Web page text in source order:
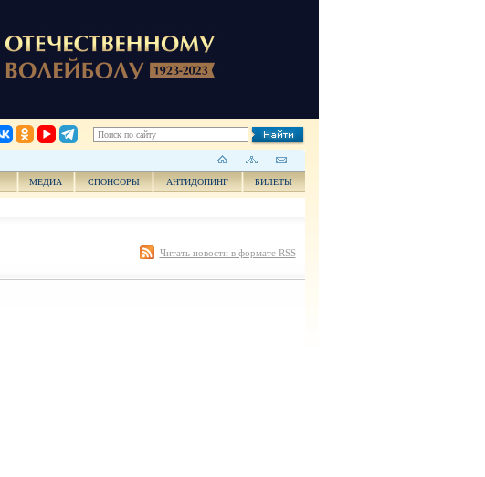
МЕДИА СПОНСОРЫ АНТИДОПИНГ БИЛЕТЫ
Читать новости в формате RSS